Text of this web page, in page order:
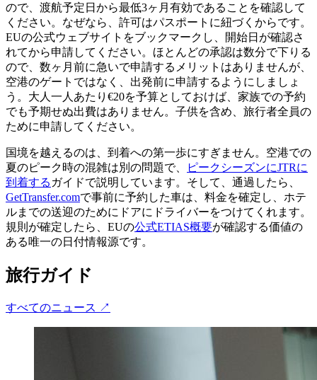
ので、渡航予定日から最低3ヶ月有効であることを確認して
ください。なぜなら、許可はパスポートに紐づくからです。
EUの公式ウェブサイトをブックマークし、開始日が確認さ
れてから申請してください。ほとんどの承認は数分で下りる
ので、数ヶ月前に急いで申請するメリットはありませんが、
空港のゲートではなく、出発前に申請するようにしましょ
う。大人一人あたり€20を予算としておけば、家族での予約
でも予期せぬ出費はありません。子供を含め、旅行者全員の
ために申請してください。
国境を越えるのは、到着への第一歩にすぎません。空港での
夏のピーク時の混雑は別の問題で、
ピークシーズンにJTRに
到着する ガイドで説明しています。そして、通過したら、
GetTransfer.comで事前に予約した車は、料金を確定し、ホテ
ルまでの送迎のためにドアにドライバーをつけてくれます。
規則が確定したら、EUの公式ETIAS概要が確認する価値の
ある唯一の日付情報源です。
旅行ガイド
すべてのニュース ↗